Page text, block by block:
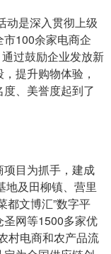
是深入贯彻上级
100余家电商企
过鼓励企业发放新
提升购物体验，
、美誉度起到了
目为抓手，建成
地及田柳镇、营里
都文博汇”数字平
网等1500多家优
村电商和农产品流